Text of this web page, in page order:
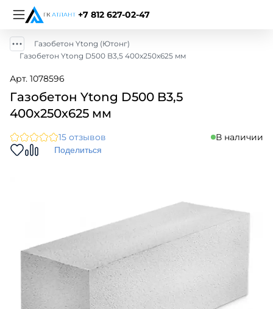
+7 812 627-02-47
Газобетон Ytong (Ютонг)
Газобетон Ytong D500 B3,5 400х250х625 мм
Арт. 1078596
Газобетон Ytong D500 B3,5
400х250х625 мм
15 отзывов В наличии
Поделиться